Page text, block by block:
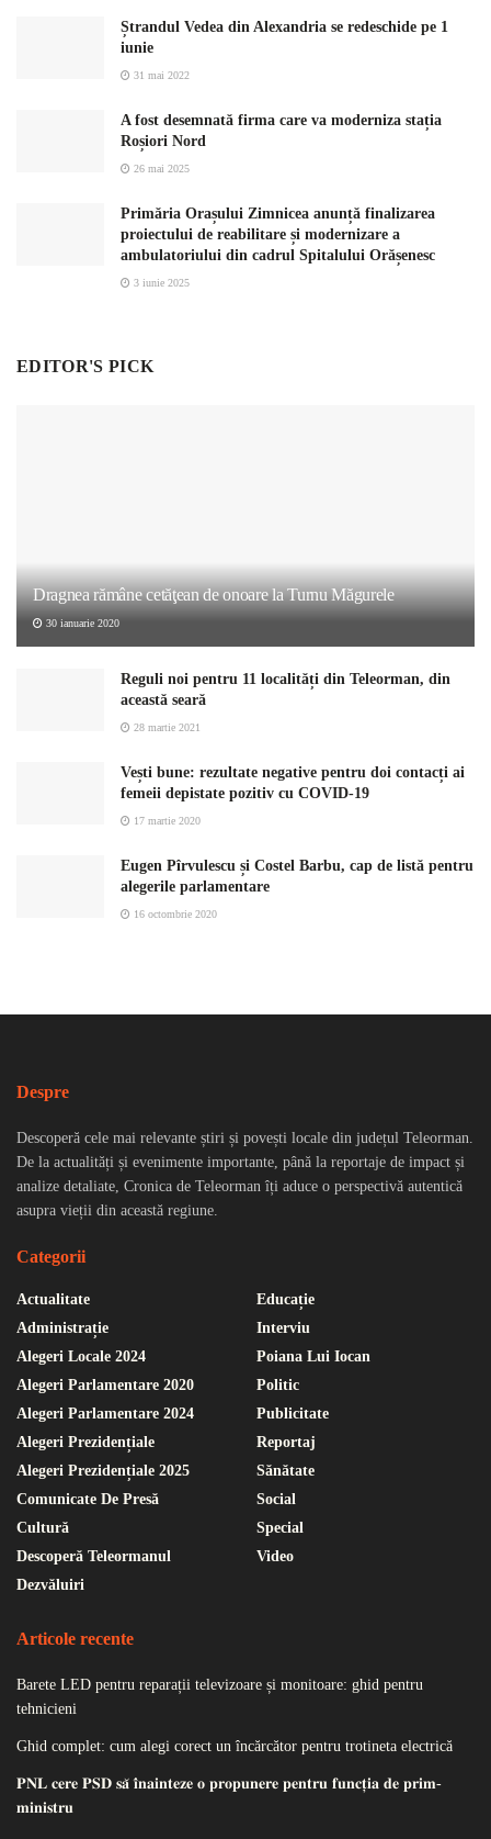
Ștrandul Vedea din Alexandria se redeschide pe 1
iunie
31 mai 2022
A fost desemnată firma care va moderniza stația
Roșiori Nord
26 mai 2025
Primăria Orașului Zimnicea anunță finalizarea
proiectului de reabilitare și modernizare a
ambulatoriului din cadrul Spitalului Orășenesc
3 iunie 2025
EDITOR'S PICK
Dragnea rămâne cetăţean de onoare la Turnu Măgurele
30 ianuarie 2020
Reguli noi pentru 11 localități din Teleorman, din
această seară
28 martie 2021
Vești bune: rezultate negative pentru doi contacți ai
femeii depistate pozitiv cu COVID-19
17 martie 2020
Eugen Pîrvulescu și Costel Barbu, cap de listă pentru
alegerile parlamentare
16 octombrie 2020
Despre
Descoperă cele mai relevante știri și povești locale din județul Teleorman.
De la actualități și evenimente importante, până la reportaje de impact și
analize detaliate, Cronica de Teleorman îți aduce o perspectivă autentică
asupra vieții din această regiune.
Categorii
Actualitate
Administrație
Alegeri Locale 2024
Alegeri Parlamentare 2020
Alegeri Parlamentare 2024
Alegeri Prezidențiale
Alegeri Prezidențiale 2025
Comunicate De Presă
Cultură
Descoperă Teleormanul
Dezvăluiri
Educație
Interviu
Poiana Lui Iocan
Politic
Publicitate
Reportaj
Sănătate
Social
Special
Video
Articole recente
Barete LED pentru reparații televizoare și monitoare: ghid pentru
tehnicieni
Ghid complet: cum alegi corect un încărcător pentru trotineta electrică
𝐏𝐍𝐋 𝐜𝐞𝐫𝐞 𝐏𝐒𝐃 𝐬𝐚̆ 𝐢̂𝐧𝐚𝐢𝐧𝐭𝐞𝐳𝐞 𝐨 𝐩𝐫𝐨𝐩𝐮𝐧𝐞𝐫𝐞 𝐩𝐞𝐧𝐭𝐫𝐮 𝐟𝐮𝐧𝐜𝐭̦𝐢𝐚 𝐝𝐞 𝐩𝐫𝐢𝐦-
𝐦𝐢𝐧𝐢𝐬𝐭𝐫𝐮